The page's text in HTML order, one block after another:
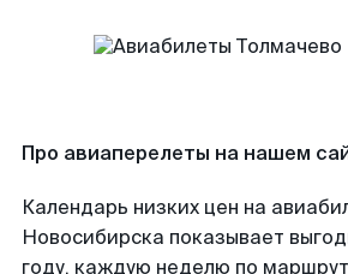
Про авиаперелеты на нашем
Календарь низких цен на
Новосибирска показывает
году, каждую неделю по